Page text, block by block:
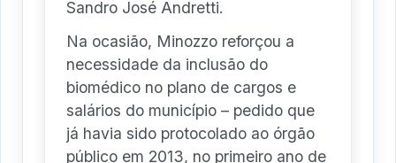
Sandro José Andretti.
Na ocasião, Minozzo reforçou a
necessidade da inclusão do
biomédico no plano de cargos e
salários do município – pedido que
já havia sido protocolado ao órgão
público em 2013, no primeiro ano de